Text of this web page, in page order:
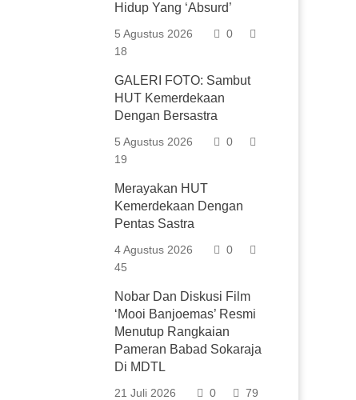
Hidup Yang ‘Absurd’
5 Agustus 2026
0
18
GALERI FOTO: Sambut
HUT Kemerdekaan
Dengan Bersastra
5 Agustus 2026
0
19
Merayakan HUT
Kemerdekaan Dengan
Pentas Sastra
4 Agustus 2026
0
45
Nobar Dan Diskusi Film
‘Mooi Banjoemas’ Resmi
Menutup Rangkaian
Pameran Babad Sokaraja
Di MDTL
21 Juli 2026 0 79